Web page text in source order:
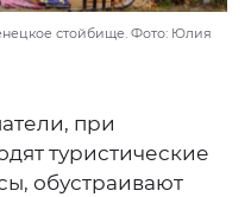
стойбище. Фото: Юлия
при
туристические
обустраивают